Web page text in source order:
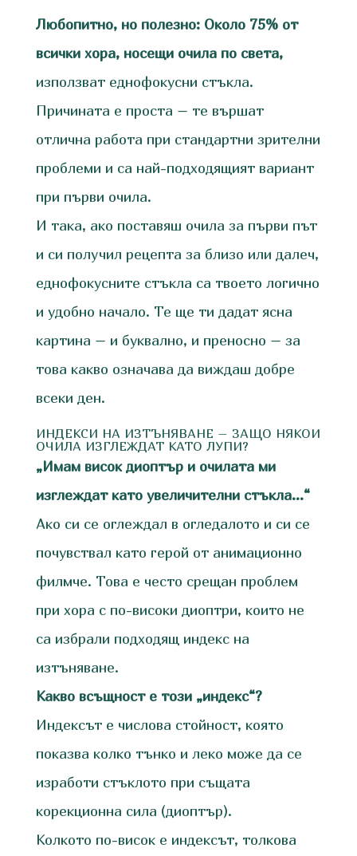
Любопитно, но полезно: Около 75% от
всички хора, носещи очила по света,
използват еднофокусни стъкла.
Причината е проста – те вършат
отлична работа при стандартни зрителни
проблеми и са най-подходящият вариант
при първи очила.
И така, ако поставяш очила за първи път
и си получил рецепта за близо или далеч,
еднофокусните стъкла са твоето логично
и удобно начало. Те ще ти дадат ясна
картина – и буквално, и преносно – за
това какво означава да виждаш добре
всеки ден.
ИНДЕКСИ НА ИЗТЪНЯВАНЕ – ЗАЩО НЯКОИ
ОЧИЛА ИЗГЛЕЖДАТ КАТО ЛУПИ?
„Имам висок диоптър и очилата ми
изглеждат като увеличителни стъкла…“
Ако си се оглеждал в огледалото и си се
почувствал като герой от анимационно
филмче. Това е често срещан проблем
при хора с по-високи диоптри, които не
са избрали подходящ индекс на
изтъняване.
Какво всъщност е този „индекс“?
Индексът е числова стойност, която
показва колко тънко и леко може да се
изработи стъклото при същата
корекционна сила (диоптър).
Колкото по-висок е индексът, толкова